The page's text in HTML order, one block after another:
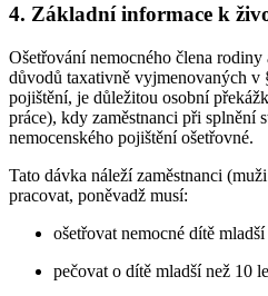
4. Základní informace k
Ošetřování nemocného člena
důvodů taxativně vyjmenovaných v
pojištění, je důležitou osobní
práce), kdy zaměstnanci při splnění
nemocenského pojištění ošetřovné.
Tato dávka náleží zaměstnanci
pracovat, poněvadž musí:
ošetřovat nemocné dítě
pečovat o dítě mladší než 10